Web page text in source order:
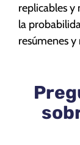
replicables y
la
resúmenes